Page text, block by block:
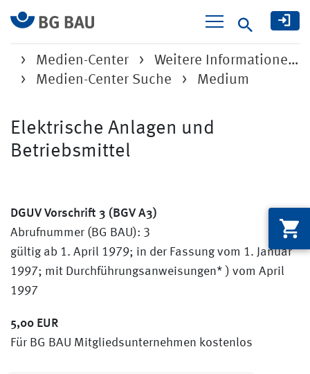
Suche
Medien-Center
Weitere Informatione…
Medien-Center Suche
Medium
Elektrische Anlagen und
Betriebsmittel
DGUV Vorschrift 3 (BGV A3)
Abrufnummer (BG BAU): 3
gültig ab 1. April 1979; in der Fassung vom 1. Januar
1997; mit Durchführungsanweisungen* ) vom April
1997
5,00 EUR
Für BG BAU Mitgliedsunternehmen kostenlos